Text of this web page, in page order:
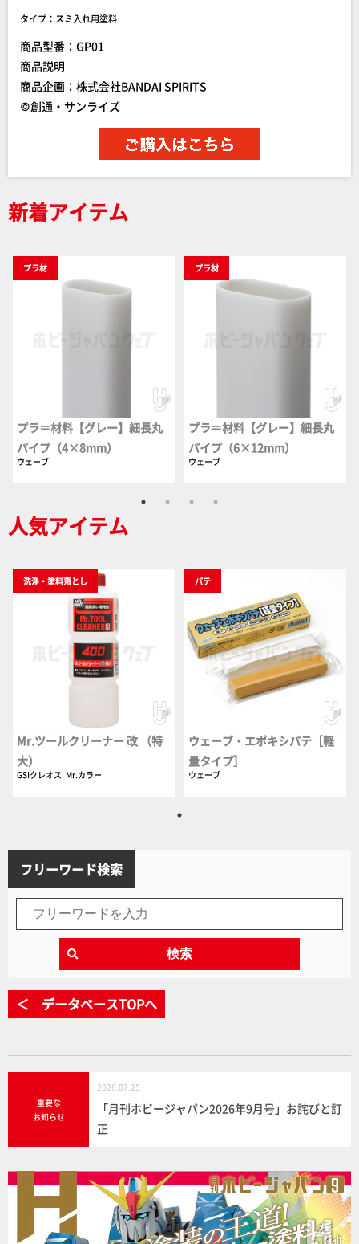
タイプ：スミ入れ用塗料
商品型番：GP01
商品説明
商品企画：株式会社BANDAI SPIRITS
©創通・サンライズ
新着アイテム
プラ材
プラ＝材料【グレー】細長丸
パイプ（4×8mm）
ウェーブ
プラ材
プラ＝材料【グレー】細長丸
パイプ（6×12mm）
ウェーブ
人気アイテム
洗浄・塗料落とし
Mr.ツールクリーナー 改 （特
大）
GSIクレオス Mr.カラー
パテ
ウェーブ・エポキシパテ［軽
量タイプ］
ウェーブ
フリーワード検索
検索
＜ データベースTOPへ
重要な
お知らせ
2026.07.25
「月刊ホビージャパン2026年9月号」お詫びと訂
正